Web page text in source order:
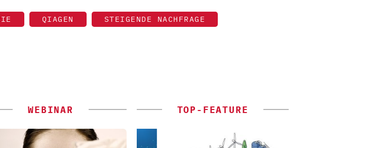
QIAGEN STEIGENDE NACHFRAGE
WEBINAR TOP-FEATURE